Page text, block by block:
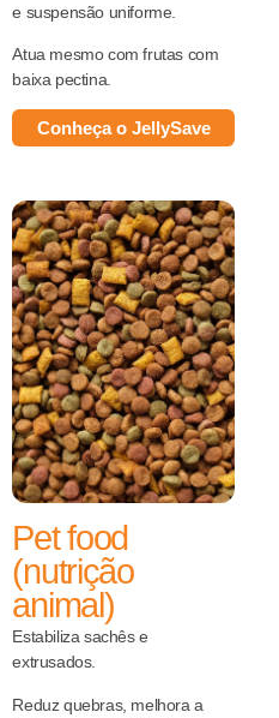
e suspensão uniforme.
Atua mesmo com frutas com
baixa pectina.
Conheça o JellySave
Pet food
(nutrição
animal)
Estabiliza sachês e
extrusados.
Reduz quebras, melhora a